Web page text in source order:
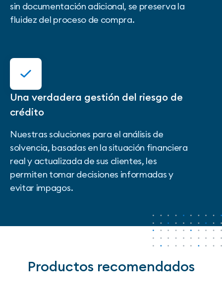
sin documentación adicional, se preserva la
fluidez del proceso de compra.
Una verdadera gestión del riesgo de
crédito
Nuestras soluciones para el análisis de
solvencia, basadas en la situación financiera
real y actualizada de sus clientes, les
permiten tomar decisiones informadas y
evitar impagos.
Productos recomendados